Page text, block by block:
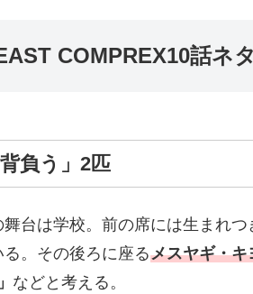
COMPREX10話ネ
背負う」2匹
舞台は学校。前の席には生まれつ
る。その後ろに座るメスヤギ・キ
などと考える。